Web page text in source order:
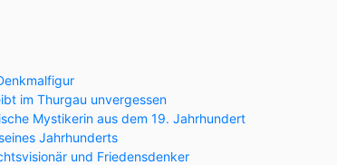
im Thurgau unvergessen
Mystikerin aus dem 19. Jahrhundert
Jahrhunderts
und Friedensdenker